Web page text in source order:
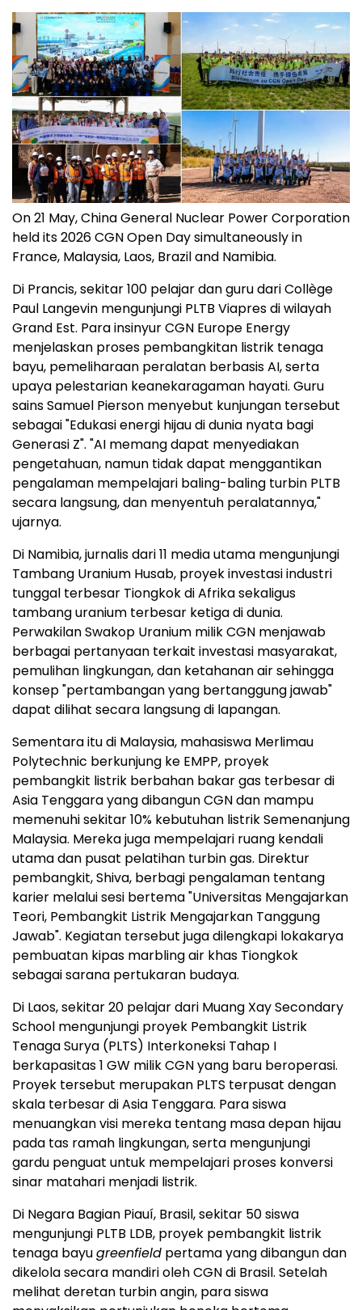
On 21 May, China General Nuclear Power Corporation
held its 2026 CGN Open Day simultaneously in
France, Malaysia, Laos, Brazil and Namibia.
Di Prancis, sekitar 100 pelajar dan guru dari Collège
Paul Langevin mengunjungi PLTB Viapres di wilayah
Grand Est. Para insinyur CGN Europe Energy
menjelaskan proses pembangkitan listrik tenaga
bayu, pemeliharaan peralatan berbasis AI, serta
upaya pelestarian keanekaragaman hayati. Guru
sains Samuel Pierson menyebut kunjungan tersebut
sebagai "Edukasi energi hijau di dunia nyata bagi
Generasi Z". "AI memang dapat menyediakan
pengetahuan, namun tidak dapat menggantikan
pengalaman mempelajari baling-baling turbin PLTB
secara langsung, dan menyentuh peralatannya,"
ujarnya.
Di Namibia, jurnalis dari 11 media utama mengunjungi
Tambang Uranium Husab, proyek investasi industri
tunggal terbesar Tiongkok di Afrika sekaligus
tambang uranium terbesar ketiga di dunia.
Perwakilan Swakop Uranium milik CGN menjawab
berbagai pertanyaan terkait investasi masyarakat,
pemulihan lingkungan, dan ketahanan air sehingga
konsep "pertambangan yang bertanggung jawab"
dapat dilihat secara langsung di lapangan.
Sementara itu di Malaysia, mahasiswa Merlimau
Polytechnic berkunjung ke EMPP, proyek
pembangkit listrik berbahan bakar gas terbesar di
Asia Tenggara yang dibangun CGN dan mampu
memenuhi sekitar 10% kebutuhan listrik Semenanjung
Malaysia. Mereka juga mempelajari ruang kendali
utama dan pusat pelatihan turbin gas. Direktur
pembangkit, Shiva, berbagi pengalaman tentang
karier melalui sesi bertema "Universitas Mengajarkan
Teori, Pembangkit Listrik Mengajarkan Tanggung
Jawab". Kegiatan tersebut juga dilengkapi lokakarya
pembuatan kipas marbling air khas Tiongkok
sebagai sarana pertukaran budaya.
Di Laos, sekitar 20 pelajar dari Muang Xay Secondary
School mengunjungi proyek Pembangkit Listrik
Tenaga Surya (PLTS) Interkoneksi Tahap I
berkapasitas 1 GW milik CGN yang baru beroperasi.
Proyek tersebut merupakan PLTS terpusat dengan
skala terbesar di Asia Tenggara. Para siswa
menuangkan visi mereka tentang masa depan hijau
pada tas ramah lingkungan, serta mengunjungi
gardu penguat untuk mempelajari proses konversi
sinar matahari menjadi listrik.
Di Negara Bagian Piauí, Brasil, sekitar 50 siswa
mengunjungi PLTB LDB, proyek pembangkit listrik
tenaga bayugreenfield pertama yang dibangun dan
dikelola secara mandiri oleh CGN di Brasil. Setelah
melihat deretan turbin angin, para siswa